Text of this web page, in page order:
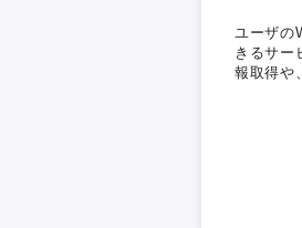
ユーザの
きるサー
報取得や